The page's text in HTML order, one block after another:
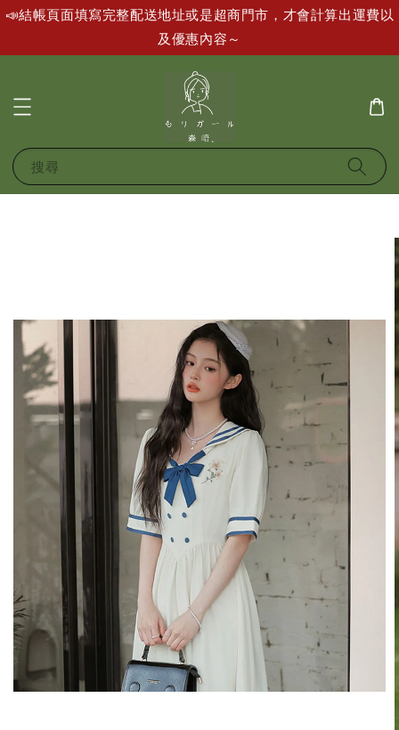
📣結帳頁面填寫完整配送地址或是超商門市，才會計算出運費以
及優惠內容～
搜尋